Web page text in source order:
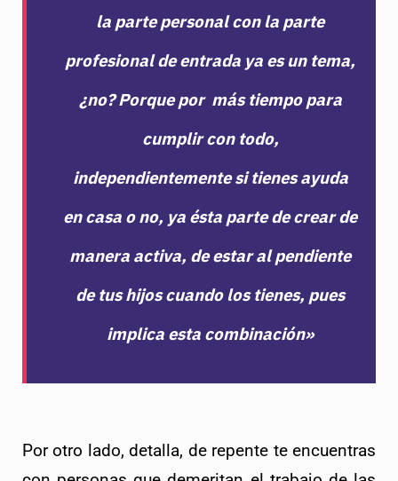
la parte personal con la parte
profesional de entrada ya es un tema,
¿no? Porque por más tiempo para
cumplir con todo,
independientemente si tienes ayuda
en casa o no, ya ésta parte de crear de
manera activa, de estar al pendiente
de tus hijos cuando los tienes, pues
implica esta combinación»
Por otro lado, detalla, de repente te encuentras